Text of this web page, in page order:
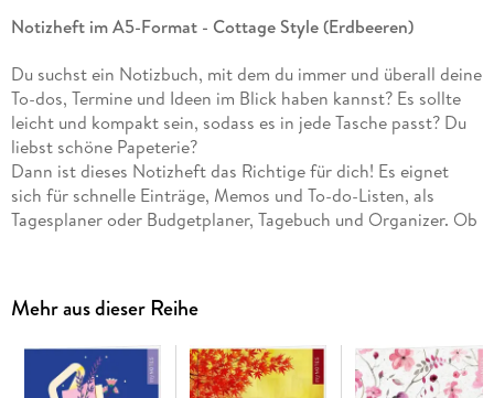
Notizheft im A5-Format - Cottage Style (Erdbeeren)
Du suchst ein Notizbuch, mit dem du immer und überall deine
To-dos, Termine und Ideen im Blick haben kannst? Es sollte
leicht und kompakt sein, sodass es in jede Tasche passt? Du
liebst schöne Papeterie?
Dann ist dieses Notizheft das Richtige für dich! Es eignet
sich für schnelle Einträge, Memos und To-do-Listen, als
Tagesplaner oder Budgetplaner, Tagebuch und Organizer. Ob
Look trägst du den Frühling immer bei dir.
Zum Geistesblitzefesthalten und Pläneschmieden:Kurz
notiert, so bewahrst du einen freien Kopf. Das handliche
Mehr aus dieser Reihe